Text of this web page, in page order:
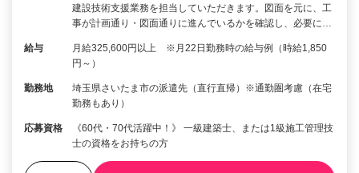
建設技術支援業務を担当していただきます。図面を元に、工
事が計画通り・図面通りに進んでいるかを確認し、必要に…
給与
月給325,600円以上 ※月22日勤務時の給与例（時給1,850
円～）
勤務地
埼玉県さいたま市の派遣先（直行直帰）※通勤圏考慮（在宅
勤務もあり）
応募資格
《60代・70代活躍中！》 一級建築士、または1級施工管理技
士の資格をお持ちの方